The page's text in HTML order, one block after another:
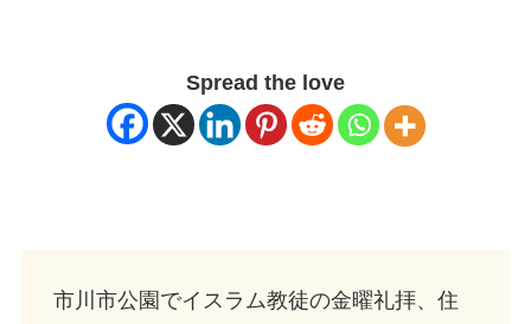
Spread the love
市川市公園でイスラム教徒の金曜礼拝、住